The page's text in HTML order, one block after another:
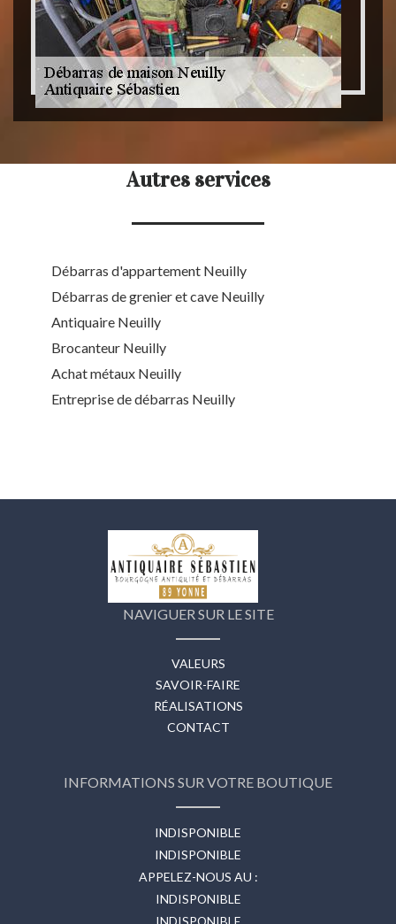
Autres services
Débarras d'appartement Neuilly
Débarras de grenier et cave Neuilly
Antiquaire Neuilly
Brocanteur Neuilly
Achat métaux Neuilly
Entreprise de débarras Neuilly
NAVIGUER SUR LE SITE
VALEURS
SAVOIR-FAIRE
RÉALISATIONS
CONTACT
INFORMATIONS SUR VOTRE BOUTIQUE
INDISPONIBLE
INDISPONIBLE
APPELEZ-NOUS AU :
INDISPONIBLE
INDISPONIBLE